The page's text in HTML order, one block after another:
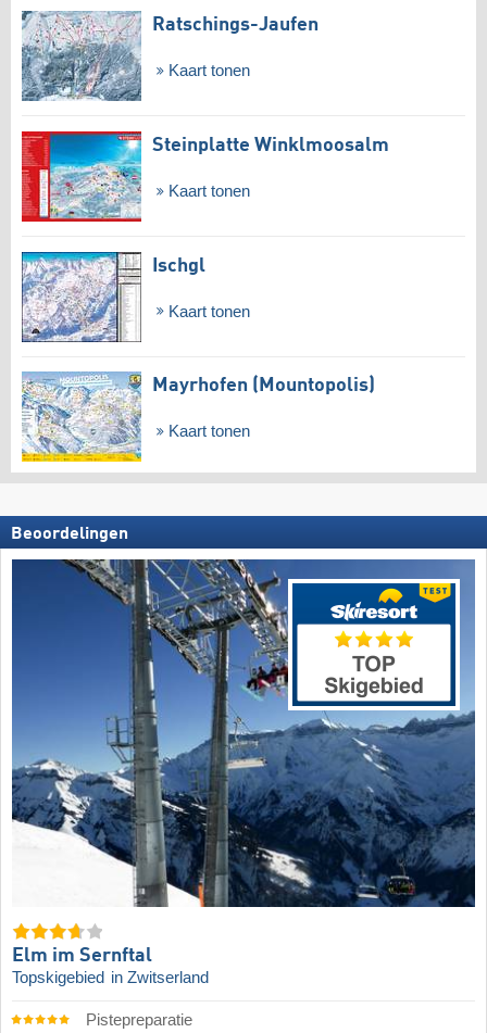
Ratschings-Jaufen
Kaart tonen
Steinplatte Winklmoosalm
Kaart tonen
Ischgl
Kaart tonen
Mayrhofen (Mountopolis)
Kaart tonen
Beoordelingen
Elm im Sernftal
Topskigebied in Zwitserland
Pistepreparatie